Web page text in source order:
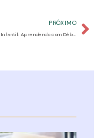
PRÓXIMO
Devocional Infantil: Aprendendo com Débora